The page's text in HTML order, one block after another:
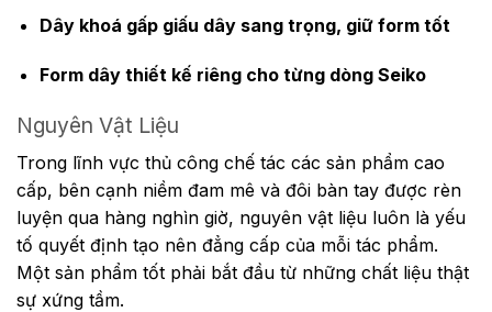
Dây khoá gấp giấu dây sang trọng, giữ form tốt
Form dây thiết kế riêng cho từng dòng Seiko
Nguyên Vật Liệu
Trong lĩnh vực thủ công chế tác các sản phẩm cao
cấp, bên cạnh niềm đam mê và đôi bàn tay được rèn
luyện qua hàng nghìn giờ, nguyên vật liệu luôn là yếu
tố quyết định tạo nên đẳng cấp của mỗi tác phẩm.
Một sản phẩm tốt phải bắt đầu từ những chất liệu thật
sự xứng tầm.